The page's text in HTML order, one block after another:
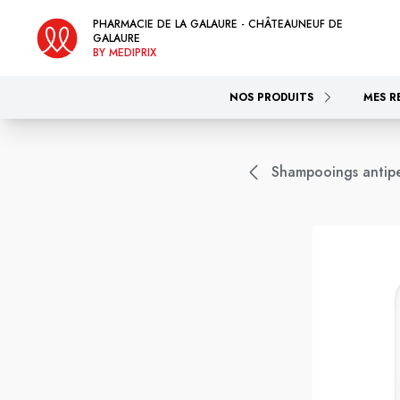
PHARMACIE DE LA GALAURE - CHÂTEAUNEUF DE
GALAURE
BY MEDIPRIX
NOS PRODUITS MES
Shampooings